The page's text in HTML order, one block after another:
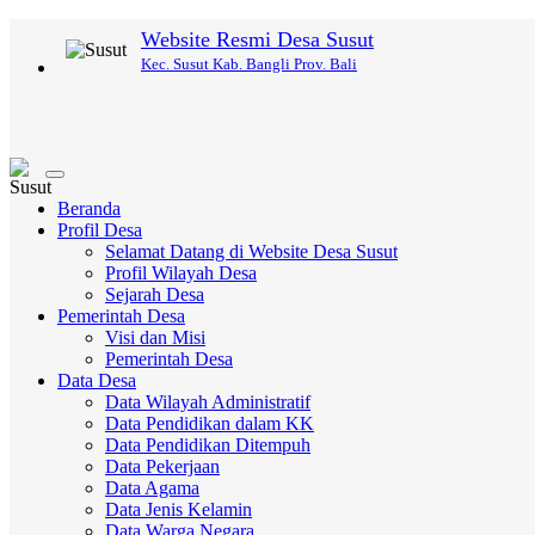
Website Resmi Desa Susut
Kec. Susut Kab. Bangli Prov. Bali
Toggle
navigation
Beranda
Profil Desa
Selamat Datang di Website Desa Susut
Profil Wilayah Desa
Sejarah Desa
Pemerintah Desa
Visi dan Misi
Pemerintah Desa
Data Desa
Data Wilayah Administratif
Data Pendidikan dalam KK
Data Pendidikan Ditempuh
Data Pekerjaan
Data Agama
Data Jenis Kelamin
Data Warga Negara